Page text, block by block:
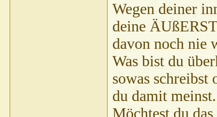
Wegen deiner
deine
davon noch nie
Was bist du
sowas schreibst
du damit meinst.
Möchtest du